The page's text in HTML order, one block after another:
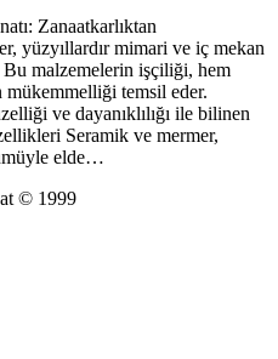
Zanaatkarlıktan
yüzyıllardır mimari ve iç mekan
Bu malzemelerin işçiliği, hem
mükemmelliği temsil eder.
ve dayanıklılığı ile bilinen
Seramik ve mermer,
elde…
© 1999